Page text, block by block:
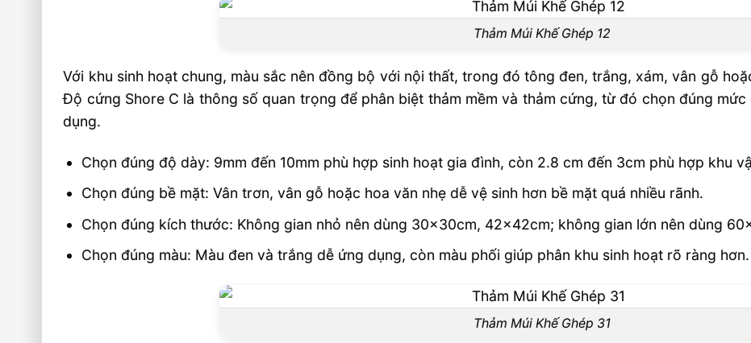
Thảm Múi Khế Ghép 12
Với khu sinh hoạt chung, màu sắc nên đồng bộ với nội thất, trong đó tông đen, trắng, xám, vân gỗ
Độ cứng Shore C là thông số quan trọng để phân biệt thảm mềm và thảm cứng, từ đó chọn đúng
dụng.
Chọn đúng độ dày: 9mm đến 10mm phù hợp sinh hoạt gia đình, còn 2.8 cm đến 3cm phù hợp khu
Chọn đúng bề mặt: Vân trơn, vân gỗ hoặc hoa văn nhẹ dễ vệ sinh hơn bề mặt quá nhiều rãnh.
Chọn đúng kích thước: Không gian nhỏ nên dùng 30x30cm, 42x42cm; không gian lớn nên dùng
Chọn đúng màu: Màu đen và trắng dễ ứng dụng, còn màu phối giúp phân khu sinh hoạt rõ ràng hơn.
Thảm Múi Khế Ghép 31